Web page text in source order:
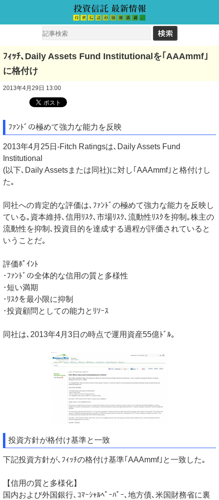
ﾌｨｯﾁ､Daily Assets Fund Institutionalを｢AAAmmf｣
に格付け
2013年4月29日 13:00
ﾌｧﾝﾄﾞの極めて強力な能力を反映
2013年4月25日-Fitch Ratingsは､Daily Assets Fund
Institutional
(以下､Daily Assetsまたは同社)に対し｢AAAmmf｣と格付けし
た｡
同社への肯定的な評価は､ﾌｧﾝﾄﾞの極めて強力な能力を反映し
ている｡資本維持､信用ﾘｽｸ､市場ﾘｽｸ､流動性ﾘｽｸを抑制｡株主の
流動性を抑制､投資目的を達成する過程が評価されていると
いうことだ｡
評価ﾎﾟｲﾝﾄ
･ﾌｧﾝﾄﾞの全体的な信用の質と多様性
･短い満期
･ﾘｽｸを最小限に抑制
･投資顧問としての能力とﾘｿｰｽ
同社は､2013年4月3日の時点で運用資産55億ﾄﾞﾙ｡
投資方針が格付け基準と一致
下記投資方針が､ﾌｨｯﾁの格付け基準｢AAAmmf｣と一致した｡
【信用の質と多様化】
国内および外国銀行､ｺﾏｰｼｬﾙﾍﾟｰﾊﾟｰ､地方債､米国財務省に裏